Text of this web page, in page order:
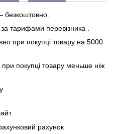
безкоштовно.
тарифами перевізника .
при покупці товару на 5000
товару меньше ніж
рахунок